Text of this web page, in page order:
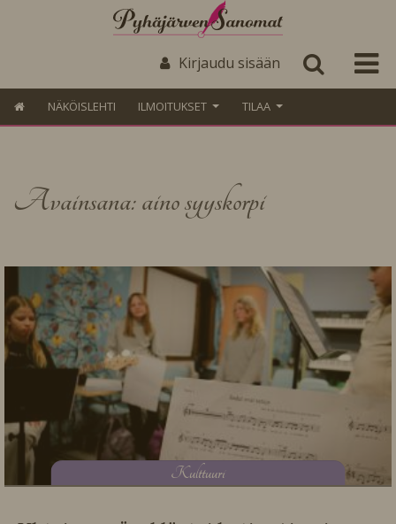
Kirjaudu sisään
NÄKÖISLEHTI ILMOITUKSET TILAA
Avainsana: aino syyskorpi
Kulttuuri